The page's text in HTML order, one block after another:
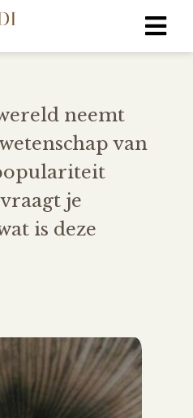
neemt
van
je
is deze